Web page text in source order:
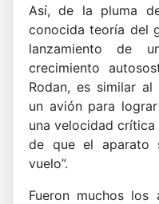
Así, de la pluma
conocida teoría del
lanzamiento de
crecimiento
Rodan, es similar
un avión para
una velocidad crítica
de que el aparato
vuelo”.
Fueron muchos los